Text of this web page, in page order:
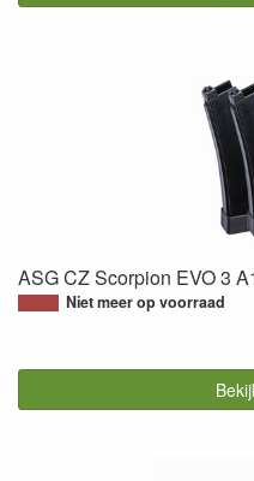
ASG CZ Scorpion EVO 3
Niet meer op voorraad